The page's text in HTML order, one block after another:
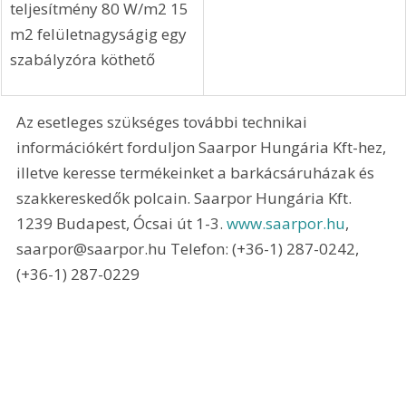
teljesítmény 160 W/m2
15 m2 felületnagyságig
egy szabályzóra köthető
alkalmas
lamináltparketta alá
Fóliavastagsága 0,4 mm,
teljesítmény 80 W/m2 15
m2 felületnagyságig egy
szabályzóra köthető